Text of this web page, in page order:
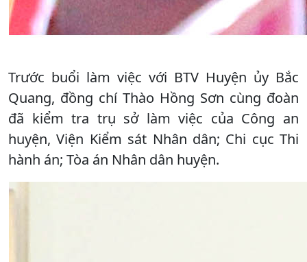
Trước buổi làm việc với BTV Huyện ủy Bắc
Quang, đồng chí Thào Hồng Sơn cùng đoàn
đã kiểm tra trụ sở làm việc của Công an
huyện, Viện Kiểm sát Nhân dân; Chi cục Thi
hành án; Tòa án Nhân dân huyện.